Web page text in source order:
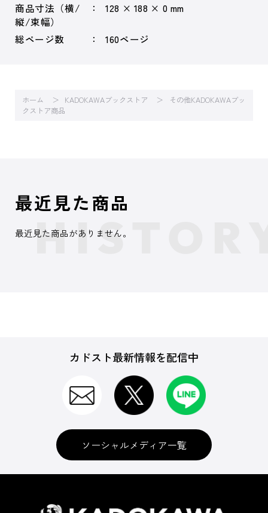
商品寸法（横/
縦/束幅）
128 × 188 × 0 mm
総ページ数 160ページ
ホーム KADOKAWAブックストア
その他KADOKAWAブッ
クストア商品
最近見た商品
最近見た商品がありません。
カドスト最新情報を配信中
ソーシャルメディア一覧